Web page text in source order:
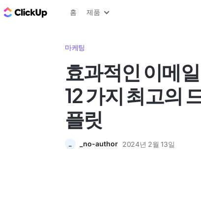
ClickUp 블로그
홈 제품
마케팅
효과적인 이메
12 가지 최고의
플릿
_no-author 2024년 2월 13일